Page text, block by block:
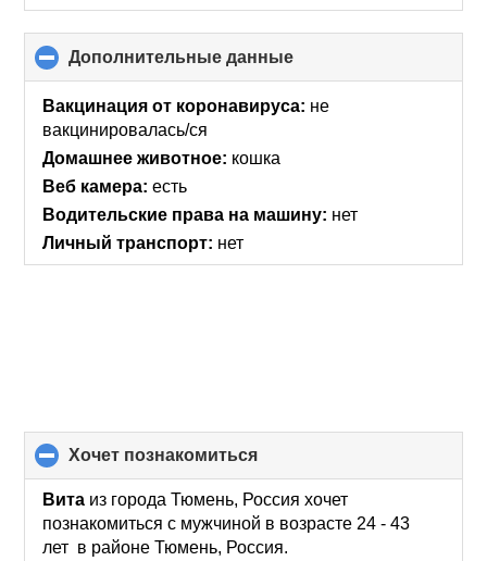
Дополнительные данные
to
collapse
Вакцинация от коронавируса: не
вакцинировалась/ся
Домашнее животное: кошка
Веб камера: есть
Водительские права на машину: нет
Личный транспорт: нет
хочет познакомиться
to
collapse
contents
Вита из города Тюмень, Россия хочет
познакомиться с мужчиной в возрасте 24 - 43
лет в районе Тюмень, Россия.